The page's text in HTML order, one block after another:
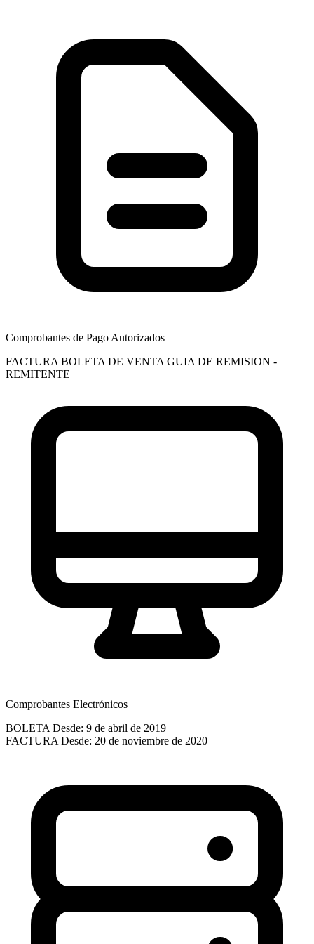
Comprobantes de Pago Autorizados
FACTURA BOLETA DE VENTA GUIA DE REMISION -
REMITENTE
Comprobantes Electrónicos
BOLETA Desde: 9 de abril de 2019
FACTURA Desde: 20 de noviembre de 2020